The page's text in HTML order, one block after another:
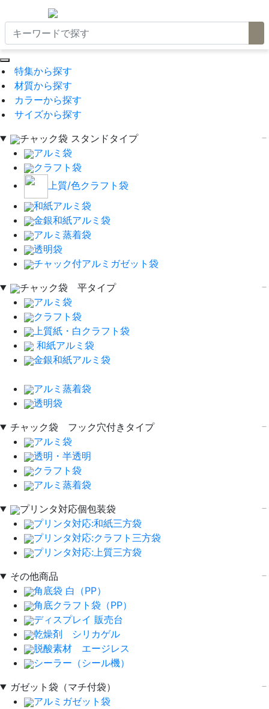
特集から探す
材質から探す
カラーから探す
サイズから探す
チャック袋 スタンドタイプ
アルミ袋
クラフト袋
上質/色クラフト袋
和紙アルミ袋
金銀和紙アルミ袋
アルミ蒸着袋
透明袋
チャック付アルミガゼット袋
チャック袋 平タイプ
アルミ袋
クラフト袋
上質紙・白クラフト袋
和紙アルミ袋
金銀和紙アルミ袋
アルミ蒸着袋
透明袋
チャック袋 フック穴付きタイプ
アルミ袋
透明・半透明
クラフト袋
アルミ蒸着袋
プリンタ対応個包装袋
プリンタ対応:和紙三方袋
プリンタ対応:クラフト三方袋
プリンタ対応:上質三方袋
その他商品
角底袋 白（PP）
角底クラフト袋（PP）
ディスプレイ 販売台
乾燥剤 シリカゲル
脱酸素材 エージレス
シーラー（シール機）
ガゼット袋（マチ付袋）
アルミガゼット袋